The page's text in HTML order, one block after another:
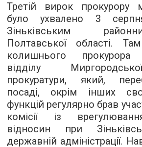
Третій вирок прокурору
було ухвалено 3
Зіньківським
Полтавської області.
колишнього прокурора
відділу
прокуратури, який,
посаді, окрім інших
функцій регулярно брав
комісії із
відносин при
державній адміністрації.